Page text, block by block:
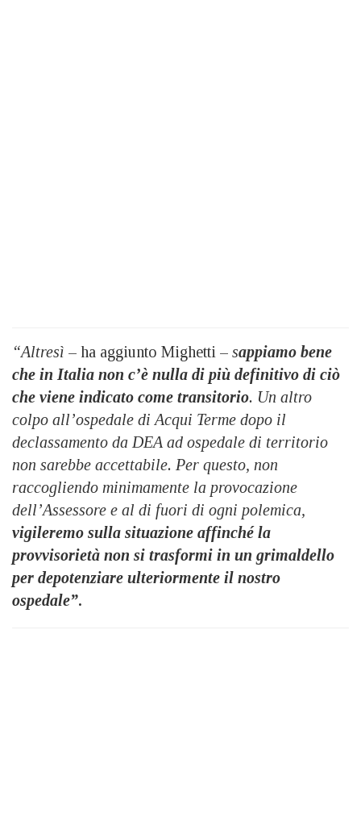
“Altresì – ha aggiunto Mighetti – sappiamo bene
che in Italia non c’è nulla di più definitivo di ciò
che viene indicato come transitorio. Un altro
colpo all’ospedale di Acqui Terme dopo il
declassamento da DEA ad ospedale di territorio
non sarebbe accettabile. Per questo, non
raccogliendo minimamente la provocazione
dell’Assessore e al di fuori di ogni polemica,
vigileremo sulla situazione affinché la
provvisorietà non si trasformi in un grimaldello
per depotenziare ulteriormente il nostro
ospedale”.